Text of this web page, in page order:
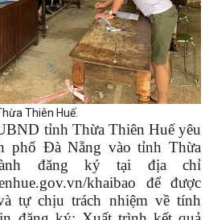
Thiên Huế.
tỉnh Thừa Thiên Huế yêu
phố Đà Nẵng vào tỉnh Thừa
đăng ký tại địa chỉ
khaibao để được
tự chịu trách nhiệm về tính